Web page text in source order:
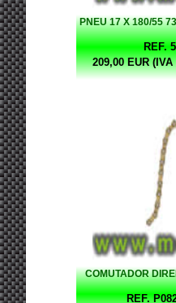
PNEU 17 X 180/55
REF.
209,00 EUR (IVA
COMUTADOR
REF.